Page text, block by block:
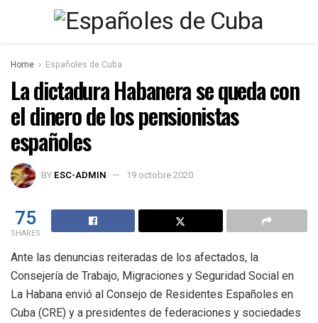
Home Españoles de Cuba
La dictadura Habanera se queda con
el dinero de los pensionistas
españoles
BY ESC-ADMIN 19 octobre 2020
75
SHARES
Ante las denuncias reiteradas de los afectados, la
Consejería de Trabajo, Migraciones y Seguridad Social en
La Habana envió al Consejo de Residentes Españoles en
Cuba (CRE) y a presidentes de federaciones y sociedades